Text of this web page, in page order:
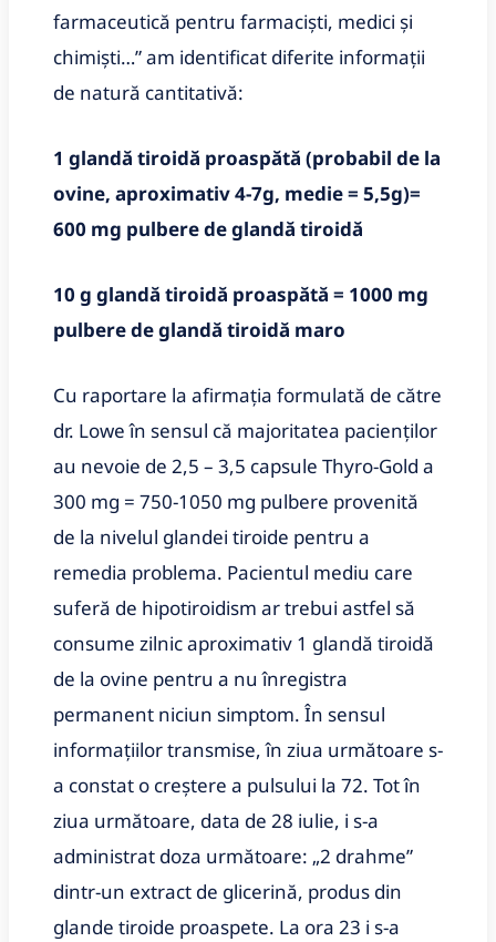
farmaceutică pentru farmacişti, medici şi
chimişti…” am identificat diferite informaţii
de natură cantitativă:
1 glandă tiroidă proaspătă (probabil de la
ovine, aproximativ 4-7g, medie = 5,5g)=
600 mg pulbere de glandă tiroidă
10 g glandă tiroidă proaspătă = 1000 mg
pulbere de glandă tiroidă maro
Cu raportare la afirmaţia formulată de către
dr. Lowe în sensul că majoritatea pacienţilor
au nevoie de 2,5 – 3,5 capsule Thyro-Gold a
300 mg = 750-1050 mg pulbere provenită
de la nivelul glandei tiroide pentru a
remedia problema. Pacientul mediu care
suferă de hipotiroidism ar trebui astfel să
consume zilnic aproximativ 1 glandă tiroidă
de la ovine pentru a nu înregistra
permanent niciun simptom. În sensul
informaţiilor transmise, în ziua următoare s-
a constat o creştere a pulsului la 72. Tot în
ziua următoare, data de 28 iulie, i s-a
administrat doza următoare: „2 drahme”
dintr-un extract de glicerină, produs din
glande tiroide proaspete. La ora 23 i s-a